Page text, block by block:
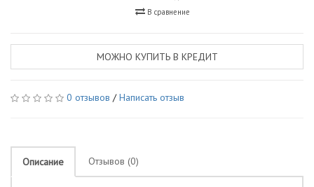
В сравнение
МОЖНО КУПИТЬ В КРЕДИТ
0 отзывов /Написать отзыв
Описание Отзывов (0)